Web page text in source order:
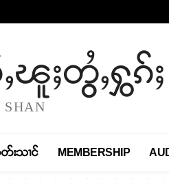
ၽူႈတွႆႇႁွၵ်ႈ
SHAN
တ်းသၢင် MEMBERSHIP